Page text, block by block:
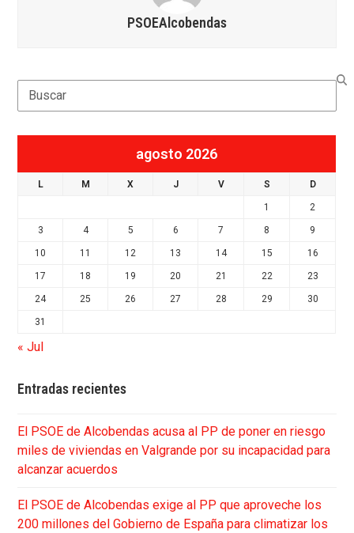
PSOEAlcobendas
Search
agosto 2026
L M X J V S D
1 2
3 4 5 6 7 8 9
10 11 12 13 14 15 16
17 18 19 20 21 22 23
24 25 26 27 28 29 30
31
« Jul
Entradas recientes
El PSOE de Alcobendas acusa al PP de poner en riesgo
miles de viviendas en Valgrande por su incapacidad para
alcanzar acuerdos
El PSOE de Alcobendas exige al PP que aproveche los
200 millones del Gobierno de España para climatizar los